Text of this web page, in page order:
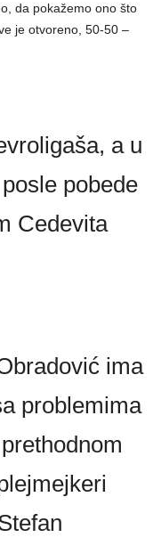
da pokažemo ono što
je otvoreno, 50-50 –
a u
pobede
Cedevita
ima
problemima